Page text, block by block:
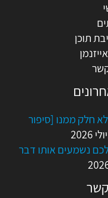
תוכן
חלק ממנו [סיפור